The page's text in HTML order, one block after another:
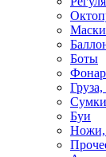
Маски
Боты
Груза,
Буи
Ножи,